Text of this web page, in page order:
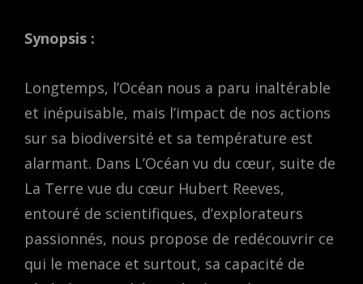
Synopsis :
Longtemps, l’Océan nous a paru inaltérable
et inépuisable, mais l’impact de nos actions
sur sa biodiversité et sa température est
alarmant. Dans L’Océan vu du cœur, suite de
La Terre vue du cœur Hubert Reeves,
entouré de scientifiques, d’explorateurs
passionnés, nous propose de redécouvrir ce
qui le menace et surtout, sa capacité de